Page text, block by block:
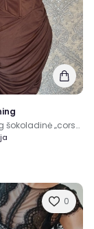
Prettylittlething šokoladinė „corset style“ suknelė
0
dalinimosi
ir naujas
bei sutaupyti.